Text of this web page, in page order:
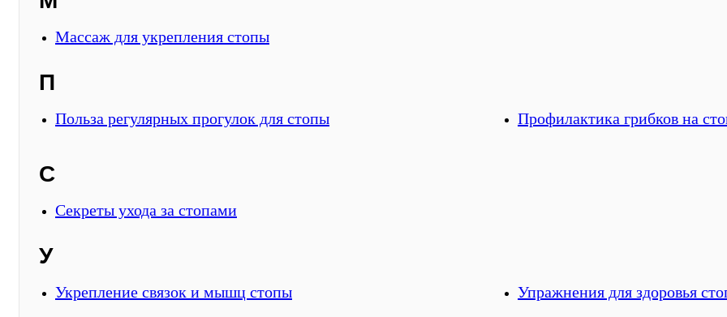
Массаж для укрепления стопы
П
Польза регулярных прогулок для стопы Профилактика грибков на
С
Секреты ухода за стопами
У
Укрепление связок и мышц стопы Упражнения для здоровья